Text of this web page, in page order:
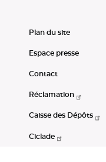
Plan du site
Espace presse
Contact
Réclamation
Caisse des Dépôts
Ciclade